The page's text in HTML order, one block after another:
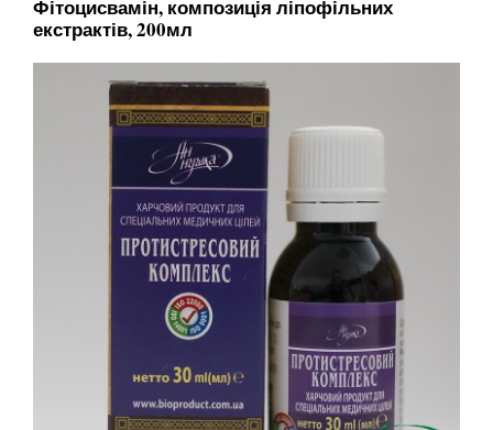
Фітоцисвамін, композиція ліпофільних
екстрактів, 200мл